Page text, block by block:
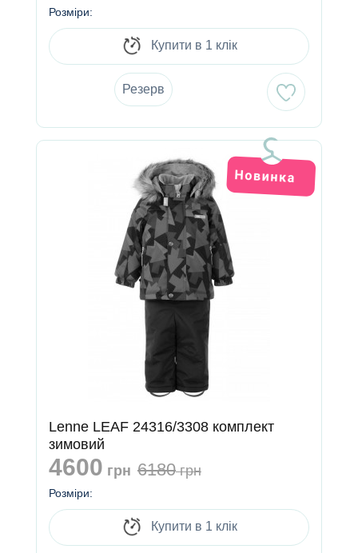
Розміри:
Купити в 1 клік
Резерв
Lenne LEAF 24316/3308 комплект
зимовий
4600 грн 6180грн
Розміри:
Купити в 1 клік